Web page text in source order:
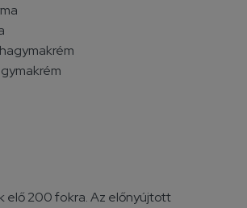
elő 200 fokra. Az előnyújtott